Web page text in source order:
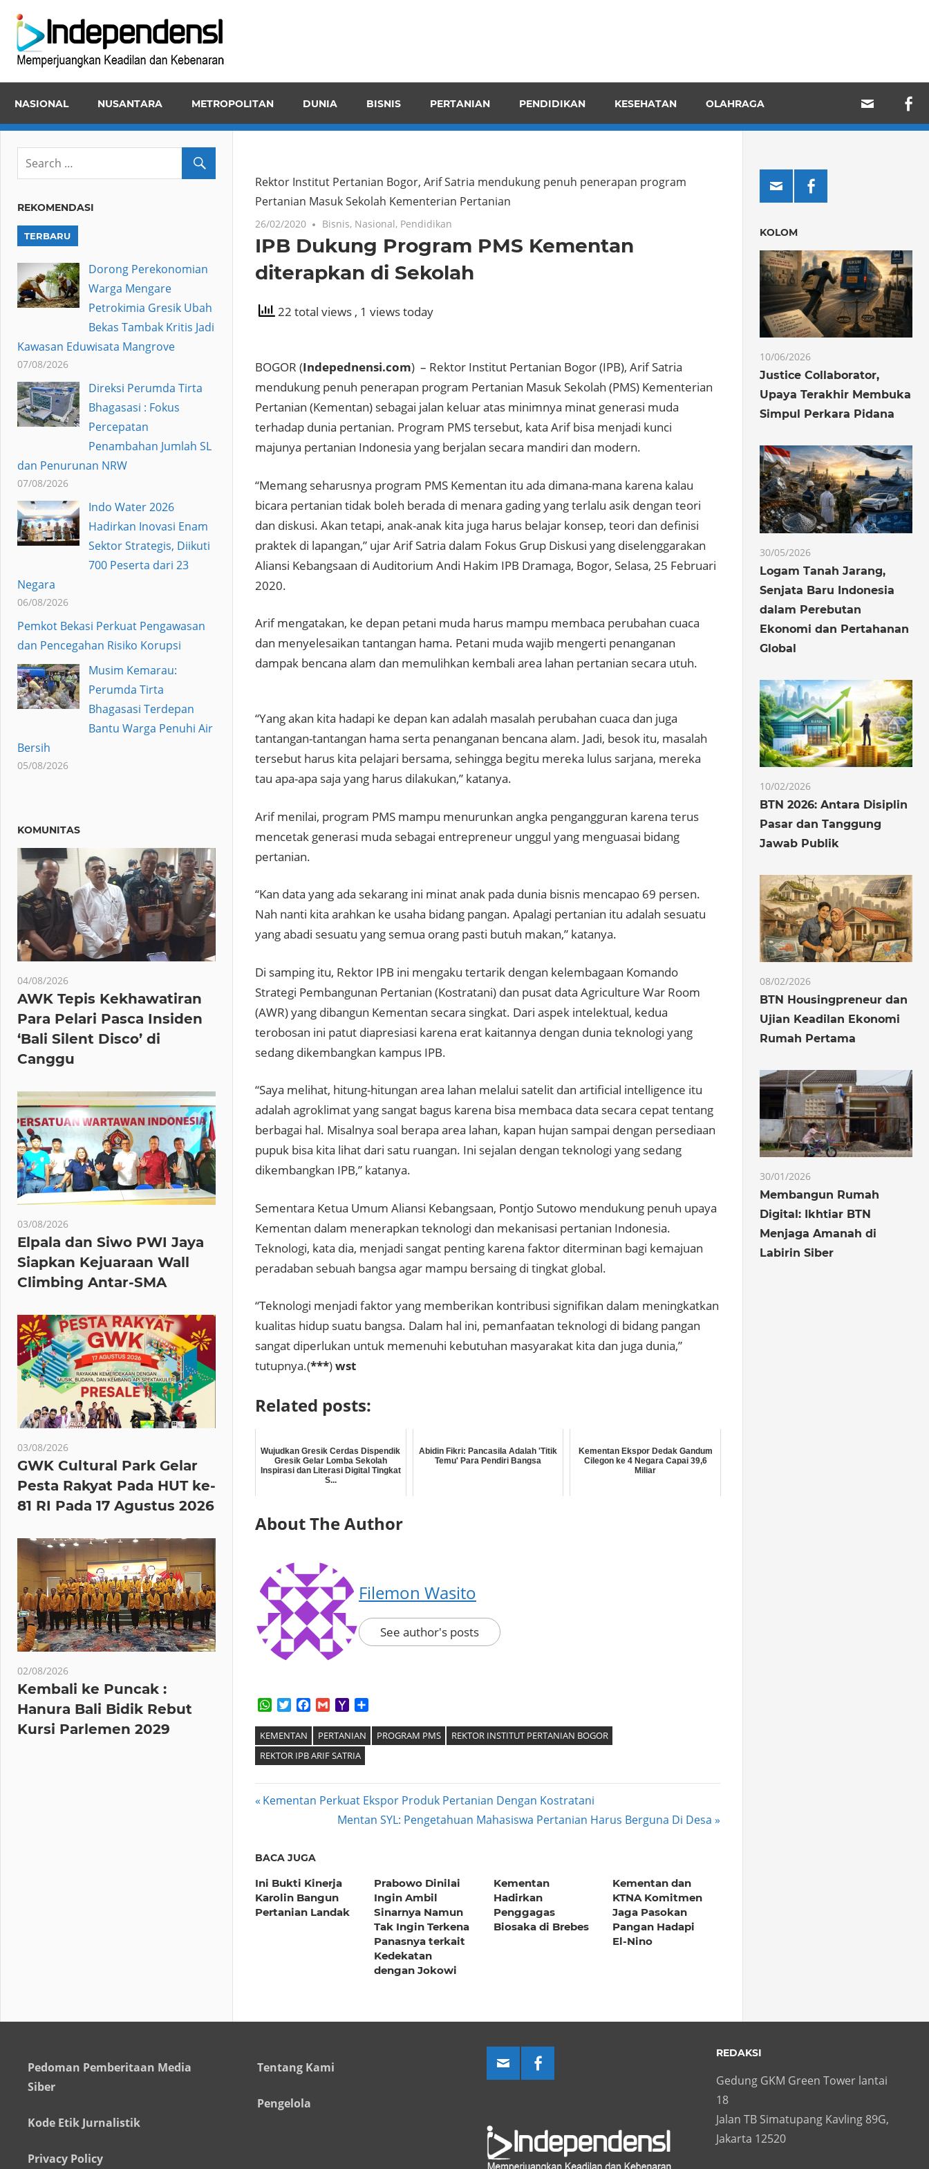
content
dan
NASIONAL NUSANTARA METROPOLITAN DUNIA BISNIS PERTANIAN PENDIDIKAN KESEHATAN OLAHRAGA
Rektor Institut Pertanian Bogor, Arif Satria mendukung penuh penerapan program
Pertanian Masuk Sekolah Kementerian Pertanian
26/02/2020 Bisnis, Nasional, Pendidikan
IPB Dukung Program PMS Kementan
diterapkan di Sekolah
22 total views , 1 views today
BOGOR (Indepednensi.com) – Rektor Institut Pertanian Bogor (IPB), Arif Satria
mendukung penuh penerapan program Pertanian Masuk Sekolah (PMS) Kementerian
Pertanian (Kementan) sebagai jalan keluar atas minimnya minat generasi muda
terhadap dunia pertanian. Program PMS tersebut, kata Arif bisa menjadi kunci
majunya pertanian Indonesia yang berjalan secara mandiri dan modern.
“Memang seharusnya program PMS Kementan itu ada dimana-mana karena kalau
bicara pertanian tidak boleh berada di menara gading yang terlalu asik dengan teori
dan diskusi. Akan tetapi, anak-anak kita juga harus belajar konsep, teori dan definisi
praktek di lapangan,” ujar Arif Satria dalam Fokus Grup Diskusi yang diselenggarakan
Aliansi Kebangsaan di Auditorium Andi Hakim IPB Dramaga, Bogor, Selasa, 25 Februari
2020.
Arif mengatakan, ke depan petani muda harus mampu membaca perubahan cuaca
dan menyelesaikan tantangan hama. Petani muda wajib mengerti penanganan
dampak bencana alam dan memulihkan kembali area lahan pertanian secara utuh.
“Yang akan kita hadapi ke depan kan adalah masalah perubahan cuaca dan juga
tantangan-tantangan hama serta penanganan bencana alam. Jadi, besok itu, masalah
tersebut harus kita pelajari bersama, sehingga begitu mereka lulus sarjana, mereka
tau apa-apa saja yang harus dilakukan,” katanya.
Arif menilai, program PMS mampu menurunkan angka pengangguran karena terus
mencetak generasi muda sebagai entrepreneur unggul yang menguasai bidang
pertanian.
“Kan data yang ada sekarang ini minat anak pada dunia bisnis mencapao 69 persen.
Nah nanti kita arahkan ke usaha bidang pangan. Apalagi pertanian itu adalah sesuatu
yang abadi sesuatu yang semua orang pasti butuh makan,” katanya.
Di samping itu, Rektor IPB ini mengaku tertarik dengan kelembagaan Komando
Strategi Pembangunan Pertanian (Kostratani) dan pusat data Agriculture War Room
(AWR) yang dibangun Kementan secara singkat. Dari aspek intelektual, kedua
terobosan ini patut diapresiasi karena erat kaitannya dengan dunia teknologi yang
sedang dikembangkan kampus IPB.
“Saya melihat, hitung-hitungan area lahan melalui satelit dan artificial intelligence itu
adalah agroklimat yang sangat bagus karena bisa membaca data secara cepat tentang
berbagai hal. Misalnya soal berapa area lahan, kapan hujan sampai dengan persediaan
pupuk bisa kita lihat dari satu ruangan. Ini sejalan dengan teknologi yang sedang
dikembangkan IPB,” katanya.
Sementara Ketua Umum Aliansi Kebangsaan, Pontjo Sutowo mendukung penuh upaya
Kementan dalam menerapkan teknologi dan mekanisasi pertanian Indonesia.
Teknologi, kata dia, menjadi sangat penting karena faktor diterminan bagi kemajuan
peradaban sebuah bangsa agar mampu bersaing di tingkat global.
“Teknologi menjadi faktor yang memberikan kontribusi signifikan dalam meningkatkan
kualitas hidup suatu bangsa. Dalam hal ini, pemanfaatan teknologi di bidang pangan
sangat diperlukan untuk memenuhi kebutuhan masyarakat kita dan juga dunia,”
tutupnya.(***)wst
Related posts:
Wujudkan Gresik Cerdas Dispendik
Gresik Gelar Lomba Sekolah
Inspirasi dan Literasi Digital Tingkat
S...
Abidin Fikri: Pancasila Adalah 'Titik
Temu' Para Pendiri Bangsa
Kementan Ekspor Dedak Gandum
Cilegon ke 4 Negara Capai 39,6
Miliar
About The Author
Filemon Wasito
See author's posts
WhatsApp
TwitterFacebook
GmailYahoo
KEMENTAN PERTANIAN PROGRAM PMS
REKTOR INSTITUT PERTANIAN BOGOR
REKTOR IPB ARIF SATRIA
Post
navigation
Previous
Kementan Perkuat Ekspor Produk Pertanian Dengan Kostratani
Next
Mentan SYL: Pengetahuan Mahasiswa Pertanian Harus Berguna Di Desa
BACA JUGA
Ini Bukti Kinerja
Karolin Bangun
Pertanian Landak
Prabowo Dinilai
Ingin Ambil
Sinarnya Namun
Tak Ingin Terkena
Panasnya terkait
Kedekatan
dengan Jokowi
Kementan
Hadirkan
Penggagas
Biosaka di Brebes
Kementan dan
KTNA Komitmen
Jaga Pasokan
Pangan Hadapi
El-Nino
REKOMENDASI
TERBARU
Dorong Perekonomian
Warga Mengare
Petrokimia Gresik Ubah
Bekas Tambak Kritis Jadi
Kawasan Eduwisata Mangrove
07/08/2026
Direksi Perumda Tirta
Bhagasasi : Fokus
Percepatan
Penambahan Jumlah SL
dan Penurunan NRW
07/08/2026
Indo Water 2026
Hadirkan Inovasi Enam
Sektor Strategis, Diikuti
700 Peserta dari 23
Negara
06/08/2026
Pemkot Bekasi Perkuat Pengawasan
dan Pencegahan Risiko Korupsi
Musim Kemarau:
Perumda Tirta
Bhagasasi Terdepan
Bantu Warga Penuhi Air
Bersih
05/08/2026
KOMUNITAS
04/08/2026
AWK Tepis Kekhawatiran
Para Pelari Pasca Insiden
‘Bali Silent Disco’ di
Canggu
03/08/2026
Elpala dan Siwo PWI Jaya
Siapkan Kejuaraan Wall
Climbing Antar-SMA
03/08/2026
GWK Cultural Park Gelar
Pesta Rakyat Pada HUT ke-
81 RI Pada 17 Agustus 2026
02/08/2026
Kembali ke Puncak :
Hanura Bali Bidik Rebut
Kursi Parlemen 2029
KOLOM
10/06/2026
Justice Collaborator,
Upaya Terakhir Membuka
Simpul Perkara Pidana
30/05/2026
Logam Tanah Jarang,
Senjata Baru Indonesia
dalam Perebutan
Ekonomi dan Pertahanan
Global
10/02/2026
BTN 2026: Antara Disiplin
Pasar dan Tanggung
Jawab Publik
08/02/2026
BTN Housingpreneur dan
Ujian Keadilan Ekonomi
Rumah Pertama
30/01/2026
Membangun Rumah
Digital: Ikhtiar BTN
Menjaga Amanah di
Labirin Siber
Pedoman Pemberitaan Media
Siber
Kode Etik Jurnalistik
Privacy Policy
Tentang Kami
Pengelola
REDAKSI
Gedung GKM Green Tower lantai
18
Jalan TB Simatupang Kavling 89G,
Jakarta 12520